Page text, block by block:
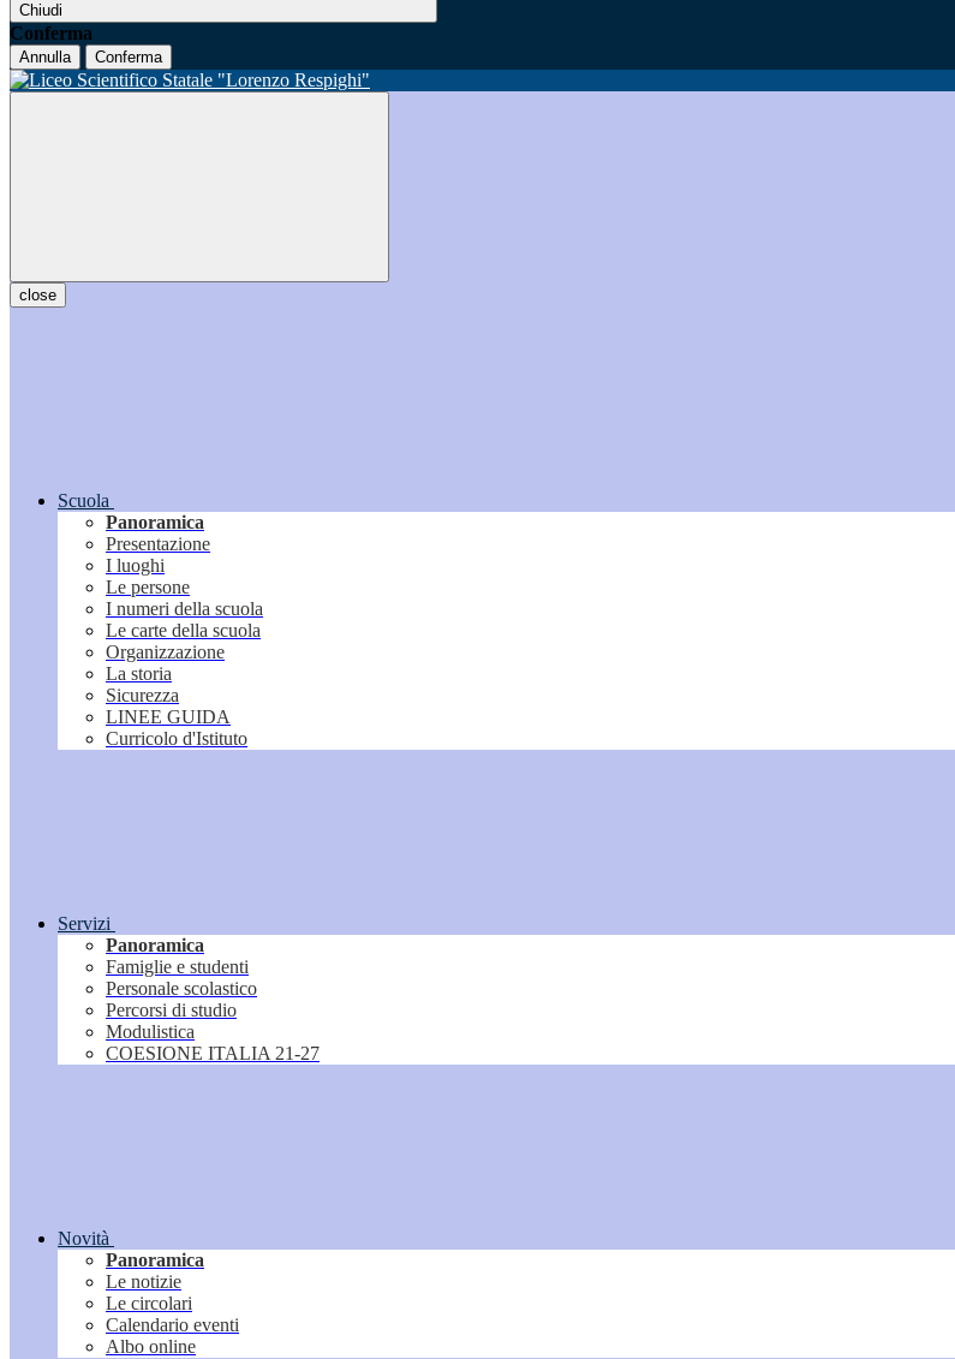
Chiudi
Conferma
Annulla Conferma
close
Scuola
Panoramica
Presentazione
I luoghi
Le persone
I numeri della scuola
Le carte della scuola
Organizzazione
La storia
Sicurezza
LINEE GUIDA
Curricolo d'Istituto
Servizi
Panoramica
Famiglie e studenti
Personale scolastico
Percorsi di studio
Modulistica
COESIONE ITALIA 21-27
Novità
Panoramica
Le notizie
Le circolari
Calendario eventi
Albo online